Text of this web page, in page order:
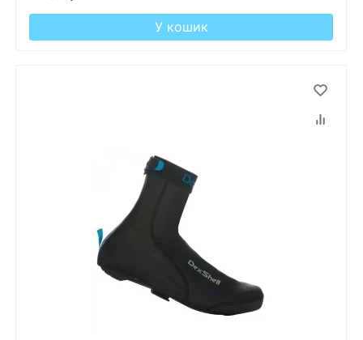
У кошик